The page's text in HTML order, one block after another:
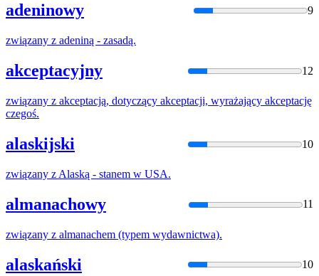
adeninowy 9
związany z adeniną - zasadą.
akceptacyjny 12
związany z akceptacją, dotyczący akceptacji, wyrażający akceptację
czegoś.
alaskijski 10
związany z Alaską - stanem w USA.
almanachowy 11
związany z almanachem (typem wydawnictwa).
alaskański 10